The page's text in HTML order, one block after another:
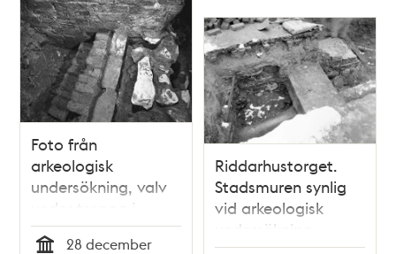
Foto från
arkeologisk
undersökning, valv
under trappa i
Storkyrkobrinken
28 december
Riddarhustorget.
Stadsmuren synlig
vid arkeologisk
undersökning